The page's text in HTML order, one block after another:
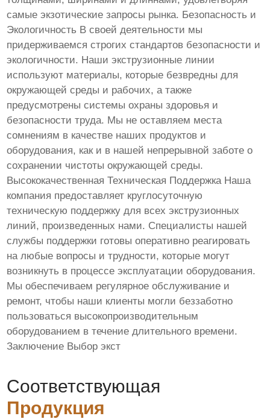
самые экзотические запросы рынка. Безопасность и
Экологичность В своей деятельности мы
придерживаемся строгих стандартов безопасности и
экологичности. Наши экструзионные линии
используют материалы, которые безвредны для
окружающей среды и рабочих, а также
предусмотрены системы охраны здоровья и
безопасности труда. Мы не оставляем места
сомнениям в качестве наших продуктов и
оборудования, как и в нашей непрерывной заботе о
сохранении чистоты окружающей среды.
Высококачественная Техническая Поддержка Наша
компания предоставляет круглосуточную
техническую поддержку для всех экструзионных
линий, произведенных нами. Специалисты нашей
службы поддержки готовы оперативно реагировать
на любые вопросы и трудности, которые могут
возникнуть в процессе эксплуатации оборудования.
Мы обеспечиваем регулярное обслуживание и
ремонт, чтобы наши клиенты могли беззаботно
пользоваться высокопроизводительным
оборудованием в течение длительного времени.
Заключение Выбор экст
Соответствующая
Продукция